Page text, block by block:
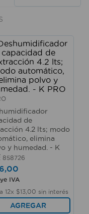
de
4.2 lts; modo
elimina
y humedad. - K
858726
,00
IVA
12x $13 00 sin interés
AGREGAR